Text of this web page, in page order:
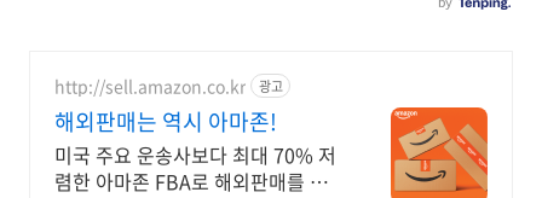
http://sell.amazon.co.kr 광고
해외판매는 역시 아마존!
미국 주요 운송사보다 최대 70% 저
렴한 아마존 FBA로 해외판매를 시